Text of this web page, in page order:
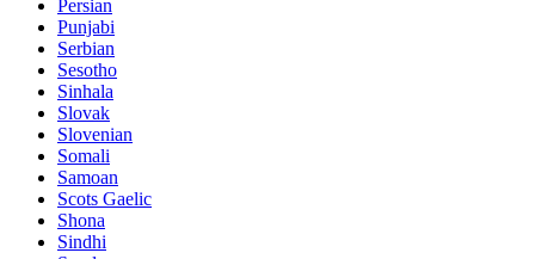
Persian
Punjabi
Serbian
Sesotho
Sinhala
Slovak
Slovenian
Somali
Samoan
Scots Gaelic
Shona
Sindhi